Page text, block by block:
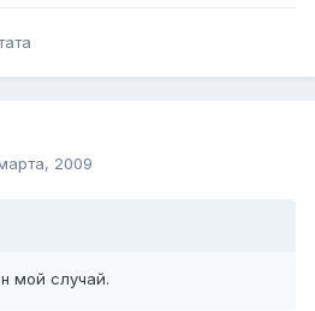
2009
мой случай.